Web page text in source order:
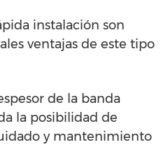
instalación son
ventajas de este tipo
de la banda
la posibilidad de
y mantenimiento